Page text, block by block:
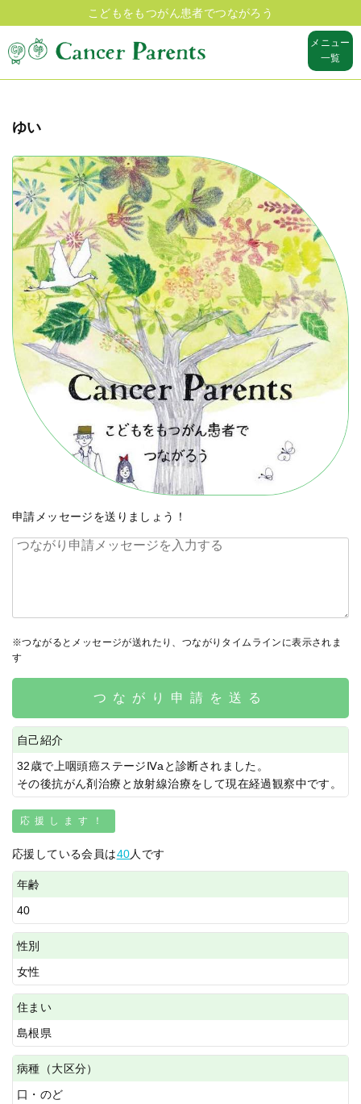
こどもをもつがん患者でつながろう
メニュー
一覧
ゆい
申請メッセージを送りましょう！
※つながるとメッセージが送れたり、つながりタイムラインに表示されま
す
つながり申請を送る
自己紹介
32歳で上咽頭癌ステージⅣaと診断されました。
その後抗がん剤治療と放射線治療をして現在経過観察中です。
応援します！
応援している会員は40人です
年齢
40
性別
女性
住まい
島根県
病種（大区分）
口・のど